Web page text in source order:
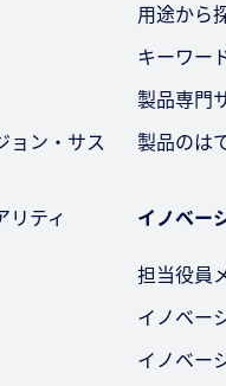
ョン・サス
リティ
用途から
キーワー
製品専門
製品のは
イノベー
担当役員
イノベー
イノベー